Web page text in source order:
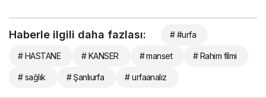
Haberle ilgili daha fazlası: # #urfa
# HASTANE # KANSER # manset # Rahim filmi
# sağlık # Şanlıurfa # urfaanaliz